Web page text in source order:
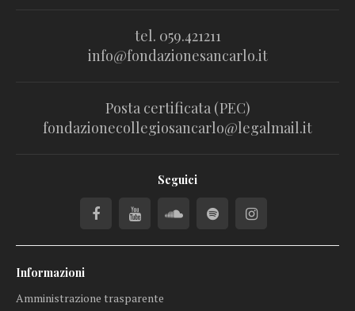
tel. 059.421211
info@fondazionesancarlo.it
Posta certificata (PEC)
fondazionecollegiosancarlo@legalmail.it
Seguici
Informazioni
Amministrazione trasparente